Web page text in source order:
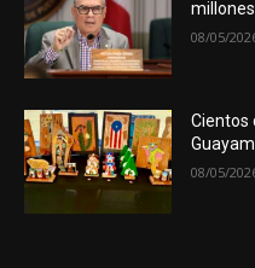
08/05/
Cientos
08/05/